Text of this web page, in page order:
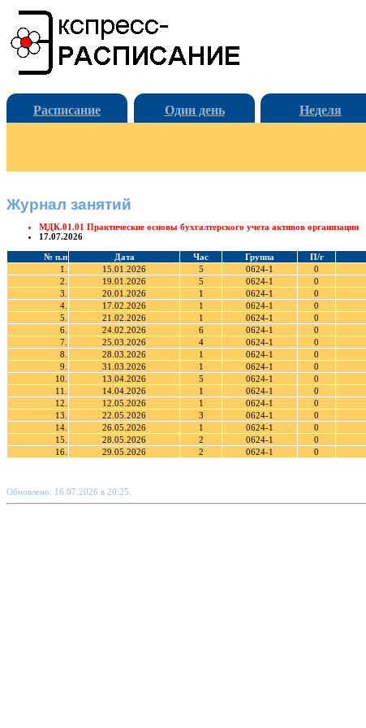
Расписание Один день Неделя
Журнал занятий
МДК.01.01 Практические основы бухгалтерского учета активов организации
17.07.2026
№ п.п Дата Час Группа П/г
1.
15.01.2026 5 0624-1 0
2.
19.01.2026 5 0624-1 0
3.
20.01.2026 1 0624-1 0
4.
17.02.2026 1 0624-1 0
5.
21.02.2026 1 0624-1 0
6.
24.02.2026 6 0624-1 0
7.
25.03.2026 4 0624-1 0
8.
28.03.2026 1 0624-1 0
9.
31.03.2026 1 0624-1 0
10.
13.04.2026 5 0624-1 0
11.
14.04.2026 1 0624-1 0
12.
12.05.2026 1 0624-1 0
13.
22.05.2026 3 0624-1 0
14.
26.05.2026 1 0624-1 0
15.
28.05.2026 2 0624-1 0
16.
29.05.2026 2 0624-1 0
Обновлено: 16.07.2026 в 20:25.